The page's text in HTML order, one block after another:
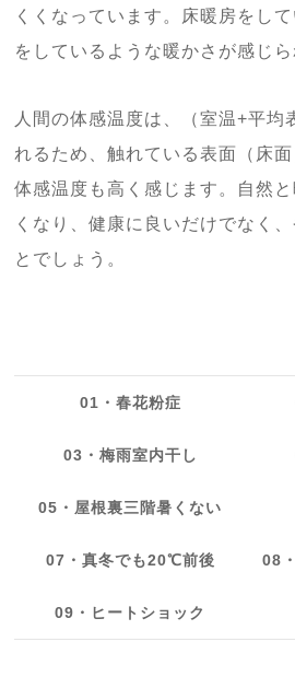
くくなっています。床暖房をし
をしているような暖かさが感じら
人間の体感温度は、（室温+平均
れるため、触れている表面（床面
体感温度も高く感じます。自然
くなり、健康に良いだけでなく
とでしょう。
01・春花粉症
03・梅雨室内干し
05・屋根裏三階暑くない
07・真冬でも20℃前後 08
09・ヒートショック